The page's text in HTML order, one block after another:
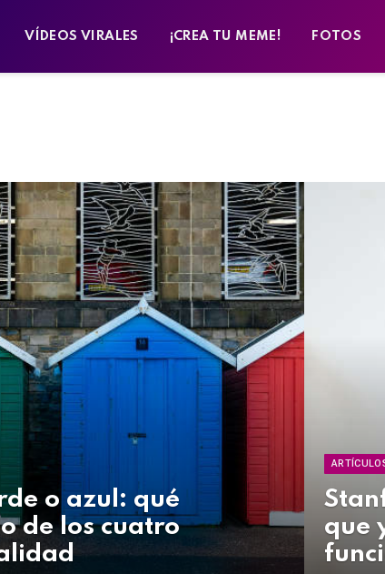
VÍDEOS VIRALES ¡CREA TU MEME! FOTOS
o azul: qué
de los cuatro
que